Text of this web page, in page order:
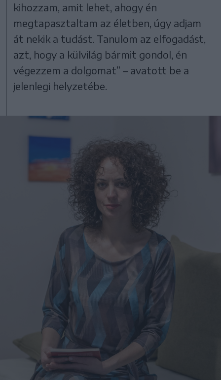
kihozzam, amit lehet, ahogy én
megtapasztaltam az életben, úgy adjam
át nekik a tudást. Tanulom az elfogadást,
azt, hogy a külvilág bármit gondol, én
végezzem a dolgomat” – avatott be a
jelenlegi helyzetébe.